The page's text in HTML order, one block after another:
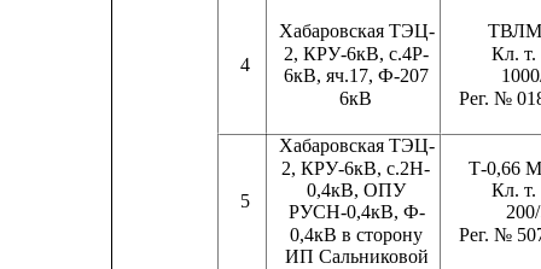
4
Хабаровская ТЭЦ-
2, КРУ-6кВ, с.4Р-
6кВ, яч.17, Ф-207
6кВ
Кл. т.
Рег. №
5
Т-0,66
Кл. т.
Рег. №
Хабаровская ТЭЦ-
2, КРУ-6кВ, с.2Н-
0,4кВ, ОПУ
РУСН-0,4кВ, Ф-
0,4кВ в сторону
ИП Сальниковой